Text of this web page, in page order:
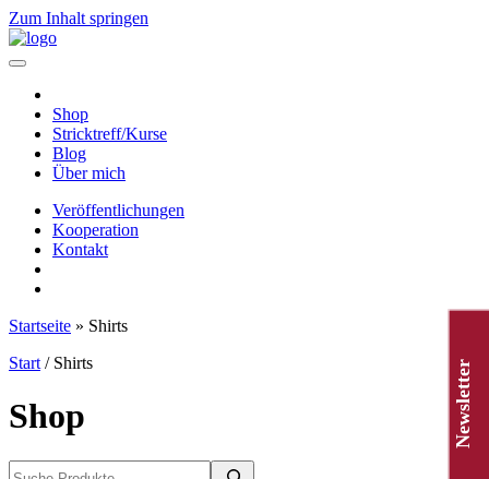
Zum Inhalt springen
Hauptnavigation
Shop
Stricktreff/Kurse
Blog
Über mich
Veröffentlichungen
Kooperation
Kontakt
Startseite » Shirts
Start / Shirts
Shop
Suchen
Newsletter